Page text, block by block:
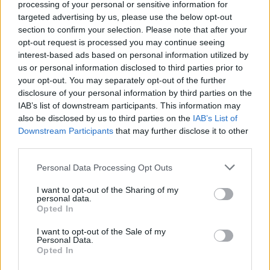
processing of your personal or sensitive information for
targeted advertising by us, please use the below opt-out
section to confirm your selection. Please note that after your
opt-out request is processed you may continue seeing
interest-based ads based on personal information utilized by
us or personal information disclosed to third parties prior to
your opt-out. You may separately opt-out of the further
disclosure of your personal information by third parties on the
IAB’s list of downstream participants. This information may
also be disclosed by us to third parties on the IAB’s List of
Downstream Participants that may further disclose it to other
Please note that this website/app uses one or more Google
not limited to your visit or usage behaviour. You may click to
grant or deny consent to Google and its third-party tags to
use your data for below specified purposes in below Google
consent section.
Personal Data Processing Opt Outs
I want to opt-out of the Sharing of my
personal data.
Opted In
I want to opt-out of the Sale of my
Personal Data.
Opted In
valóban azt kapják,amit ígérnek számukra:a
legjobb hatást.
A Biomenü termékeiben nincsenek rejtett vegyi
anyagok vagy adalékanyagok, így a vásárlók
biztosak lehetnek abban, hogy amit fogyasztanak, az
nemcsak hatékony,hanem biztonságos is.
4. Egyedi összetevők és szuperélelmiszerek
A Biomenü egyik legnagyobb előnye, hogy
jótékony hatással bírnak.Az ashwagandha, a
szuperélelmiszerek mind-mind a Biomenü
kínálatának részét képezik, és ezek mind olyan
felhasználva segíthetnek a mindennapi egészség
megőrzésében.